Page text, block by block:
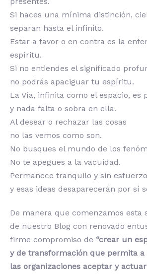
Si haces una mínima distinción,
separan hasta el infinito.
Estar a favor o en contra es la
espíritu.
Si no entiendes el significado
no podrás apaciguar tu espíritu.
La Vía, infinita como el espacio, es
y nada falta o sobra en ella.
Al desear o rechazar las cosas
no las vemos como son.
No busques el mundo de los
No te apegues a la vacuidad.
Permanece tranquilo y sin
y esas ideas desaparecerán por sí
De manera que comenzamos esta
de nuestro Blog con renovado
firme compromiso de “crear un
y de transformación que permita a
las organizaciones aceptar y